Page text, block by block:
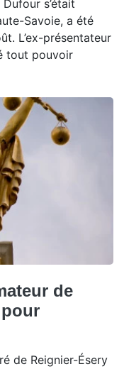
s’était
Savoie, a été
L’ex-présentateur
tout pouvoir
de
de Reignier-Ésery